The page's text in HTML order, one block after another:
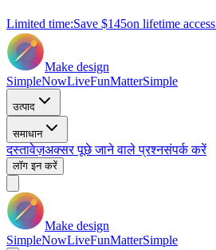
Limited time:Save $145on lifetime access
Make design
SimpleNowLiveFunMatterSimple
उत्पाद
समाधान
दस्तावेज़अक्सर पूछे जाने वाले प्रश्नसंपर्क करें
लॉग इन करें
Make design
SimpleNowLiveFunMatterSimple